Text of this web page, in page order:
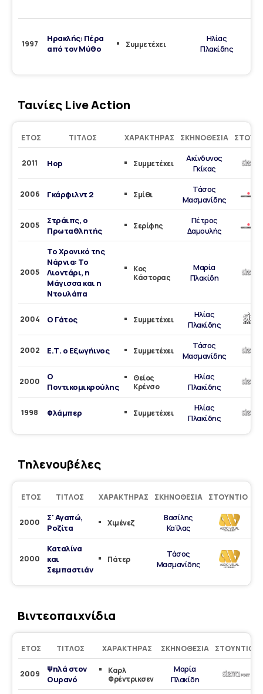
1997
Ηρακλής: Πέρα
από τον Μύθο
Συμμετέχει
Ηλίας
Πλακίδης
Ταινίες Live Action
ΈΤΟΣ ΤΊΤΛΟΣ ΧΑΡΑΚΤΉΡΑΣ ΣΚΗΝΟΘΕΣΊΑ
2011 Hop Συμμετέχει
Ακίνδυνος
Γκίκας
2006 Γκάρφιλντ 2 Σμίθι
Τάσος
Μασμανίδης
2005
Στράιπς, ο
Πρωταθλητής
Σερίφης
Πέτρος
Δαμουλής
2005
Το Χρονικό της
Νάρνια: To
Λιοντάρι, η
Μάγισσα και η
Ντουλάπα
Κος
Κάστορας
Μαρία
Πλακίδη
2004 Ο Γάτος Συμμετέχει
Ηλίας
Πλακίδης
2002 Ε.Τ. ο Εξωγήινος Συμμετέχει
Τάσος
Μασμανίδης
2000
Ο
Ποντικομικρούλης
Θείος
Κρένσο
Ηλίας
Πλακίδης
1998 Φλάμπερ Συμμετέχει
Ηλίας
Πλακίδης
Τηλενουβέλες
ΈΤΟΣ ΤΊΤΛΟΣ ΧΑΡΑΚΤΉΡΑΣ ΣΚΗΝΟΘΕΣΊΑ ΣΤΟΎΝΤΙΟ
2000
Σ' Αγαπώ,
Ροζίτα
Χιμένεζ
Βασίλης
Καΐλας
2000
Καταλίνα
και
Σεμπαστιάν
Πάτερ
Τάσος
Μασμανίδης
Βιντεοπαιχνίδια
ΈΤΟΣ ΤΊΤΛΟΣ ΧΑΡΑΚΤΉΡΑΣ ΣΚΗΝΟΘΕΣΊΑ ΣΤΟΎΝΤΙΟ
2009
Ψηλά στον
Ουρανό
Καρλ
Φρέντρικσεν
Μαρία
Πλακίδη